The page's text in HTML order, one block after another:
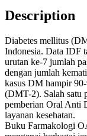
Description
Diabetes mellitus
Indonesia. Data IDF
urutan ke-7 jumlah
dengan jumlah
kasus DM hampir
(DMT-2). Salah satu
pemberian Oral Anti
layanan kesehatan.
Buku Farmakologi